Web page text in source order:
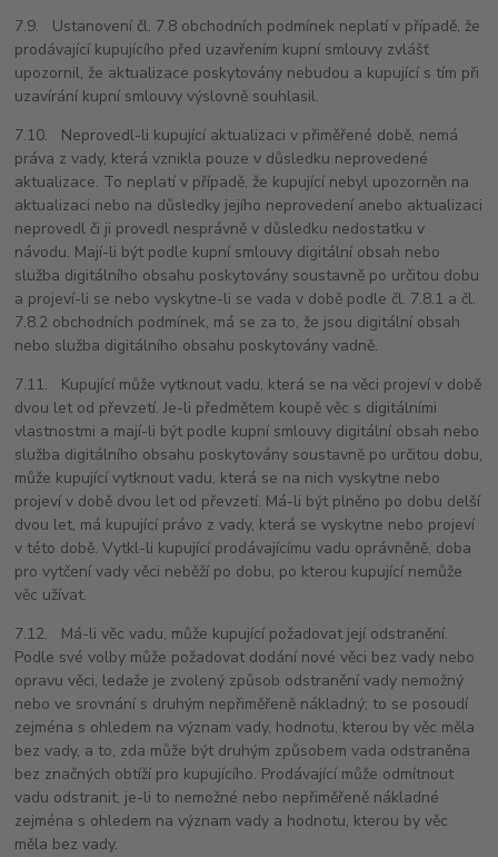
7.9. Ustanovení čl. 7.8 obchodních podmínek neplatí v případě, že
prodávající kupujícího před uzavřením kupní smlouvy zvlášť
upozornil, že aktualizace poskytovány nebudou a kupující s tím při
uzavírání kupní smlouvy výslovně souhlasil.
7.10. Neprovedl-li kupující aktualizaci v přiměřené době, nemá
práva z vady, která vznikla pouze v důsledku neprovedené
aktualizace. To neplatí v případě, že kupující nebyl upozorněn na
aktualizaci nebo na důsledky jejího neprovedení anebo aktualizaci
neprovedl či ji provedl nesprávně v důsledku nedostatku v
návodu. Mají-li být podle kupní smlouvy digitální obsah nebo
služba digitálního obsahu poskytovány soustavně po určitou dobu
a projeví-li se nebo vyskytne-li se vada v době podle čl. 7.8.1 a čl.
7.8.2 obchodních podmínek, má se za to, že jsou digitální obsah
nebo služba digitálního obsahu poskytovány vadně.
7.11. Kupující může vytknout vadu, která se na věci projeví v době
dvou let od převzetí. Je-li předmětem koupě věc s digitálními
vlastnostmi a mají-li být podle kupní smlouvy digitální obsah nebo
služba digitálního obsahu poskytovány soustavně po určitou dobu,
může kupující vytknout vadu, která se na nich vyskytne nebo
projeví v době dvou let od převzetí. Má-li být plněno po dobu delší
dvou let, má kupující právo z vady, která se vyskytne nebo projeví
v této době. Vytkl-li kupující prodávajícímu vadu oprávněně, doba
pro vytčení vady věci neběží po dobu, po kterou kupující nemůže
věc užívat.
7.12. Má-li věc vadu, může kupující požadovat její odstranění.
Podle své volby může požadovat dodání nové věci bez vady nebo
opravu věci, ledaže je zvolený způsob odstranění vady nemožný
nebo ve srovnání s druhým nepřiměřeně nákladný; to se posoudí
zejména s ohledem na význam vady, hodnotu, kterou by věc měla
bez vady, a to, zda může být druhým způsobem vada odstraněna
bez značných obtíží pro kupujícího. Prodávající může odmítnout
vadu odstranit, je-li to nemožné nebo nepřiměřeně nákladné
zejména s ohledem na význam vady a hodnotu, kterou by věc
měla bez vady.